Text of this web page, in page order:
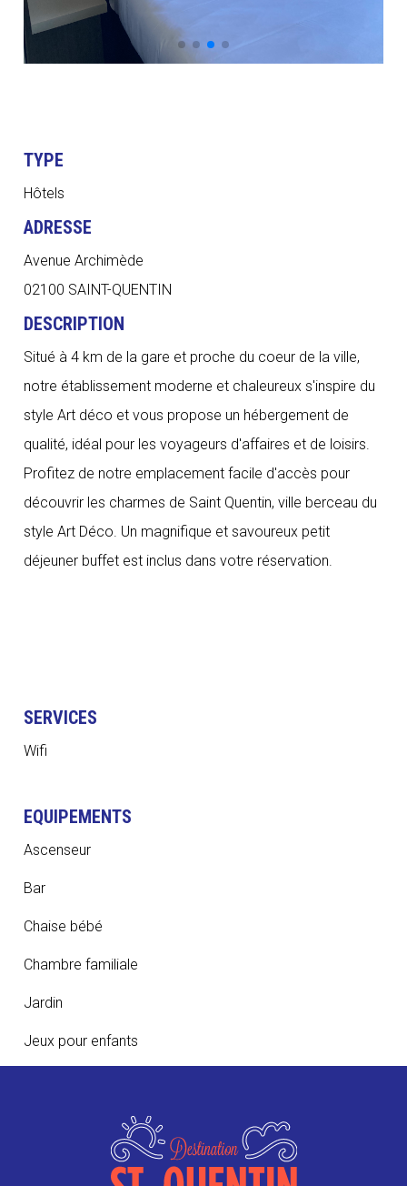
TYPE
Hôtels
ADRESSE
Avenue Archimède
02100 SAINT-QUENTIN
DESCRIPTION
Situé à 4 km de la gare et proche du coeur de la ville,
notre établissement moderne et chaleureux s'inspire du
style Art déco et vous propose un hébergement de
qualité, idéal pour les voyageurs d'affaires et de loisirs.
Profitez de notre emplacement facile d'accès pour
découvrir les charmes de Saint Quentin, ville berceau du
style Art Déco. Un magnifique et savoureux petit
déjeuner buffet est inclus dans votre réservation.
SERVICES
Wifi
EQUIPEMENTS
Ascenseur
Bar
Chaise bébé
Chambre familiale
Jardin
Jeux pour enfants
Salle de réunion